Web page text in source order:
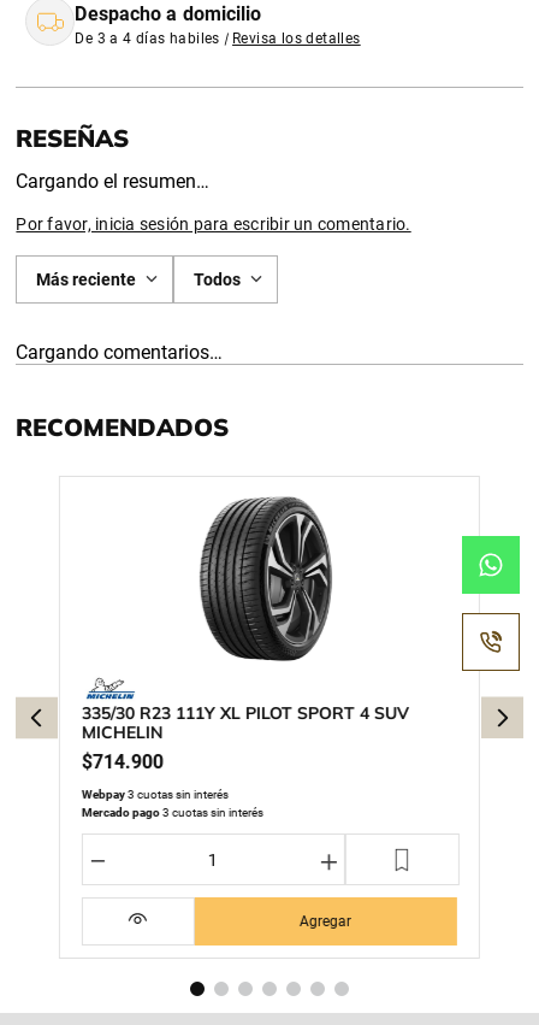
Despacho a domicilio
De 3 a 4 días habiles | Revisa los detalles
Cargando el resumen…
Por favor, inicia sesión para escribir un comentario.
Más reciente Todos
Cargando comentarios…
RECOMENDADOS
335/30 R23 111Y XL PILOT SPORT 4 SUV
MICHELIN
$714.900
Webpay3 cuotas sin interés
Mercado pago3 cuotas sin interés
＋
－
Agregar